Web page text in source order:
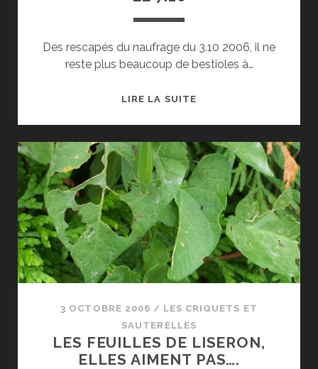
Des rescapés du naufrage du 3.10 2006, il ne
reste plus beaucoup de bestioles à…
LIRE LA SUITELE
3 OCTOBRE 2006 / LES CRIQUETS ET
SAUTERELLES
LES FEUILLES DE LISERON,
ELLES AIMENT PAS….